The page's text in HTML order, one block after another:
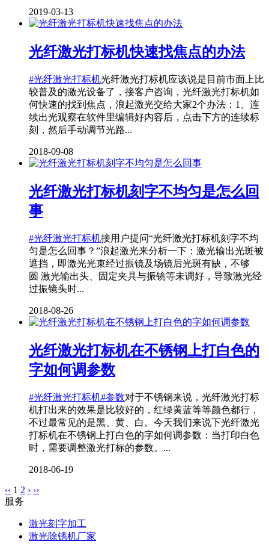
2019-03-13
光纤激光打标机快速找焦点的办法
#光纤激光打标机光纤激光打标机应该说是目前市面上比
较普及的激光设备了，接客户咨询，光纤激光打标机如
何快速的找到焦点，浪起激光交给大家2个办法：1、连
续出光观察在软件里编辑好内容后，点击下方的连续标
刻，然后手动调节光路...
2018-09-08
光纤激光打标机刻字不均匀是怎么回
事
#光纤激光打标机接用户提问“光纤激光打标机刻字不均
匀是怎么回事？”浪起激光来分析一下：激光输出光斑被
遮挡，即激光光束经过振镜及场镜后光斑有缺，不够
圆 激光输出头、固定夹具与振镜等未调好，导致激光经
过振镜头时...
2018-08-26
光纤激光打标机在不锈钢上打白色的
字如何调参数
#光纤激光打标机#参数对于不锈钢来说，光纤激光打标
机打出来的效果是比较好的，红绿黄蓝等等颜色都行，
不过最常见的是黑、黄、白。今天我们来说下光纤激光
打标机在不锈钢上打白色的字如何调参数：当打印白色
时，需要调整激光打标的参数。...
2018-06-19
‹‹ 1 2 › ››
服务
激光刻字加工
激光除锈机厂家